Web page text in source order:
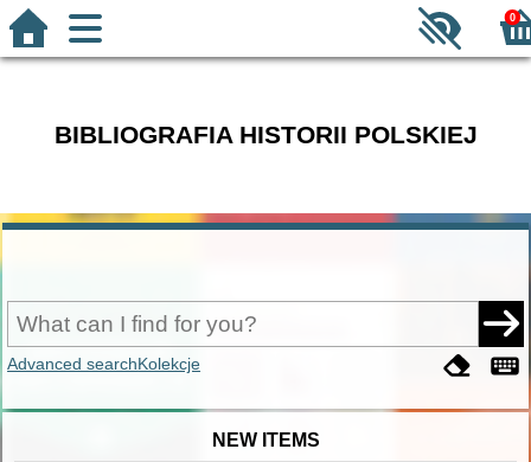
0
BIBLIOGRAFIA HISTORII POLSKIEJ
Advanced searchKolekcje
NEW ITEMS